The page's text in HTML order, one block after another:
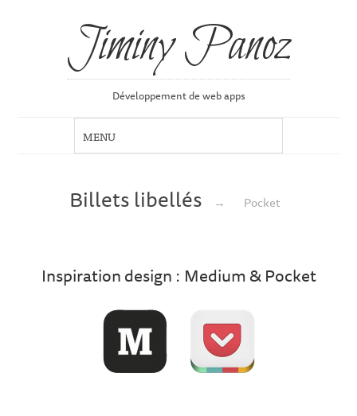
Jiminy Panoz
Développement de web apps
Billets libellés → Pocket
Inspiration design : Medium & Pocket